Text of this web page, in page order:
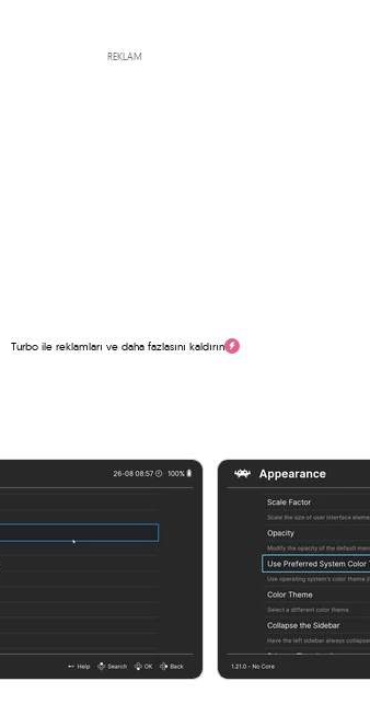
REKLAM
Turbo ile reklamları ve daha fazlasını kaldırın